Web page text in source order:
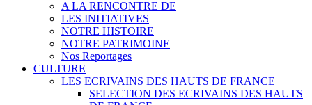
A LA RENCONTRE DE
LES INITIATIVES
NOTRE HISTOIRE
NOTRE PATRIMOINE
Nos Reportages
CULTURE
LES ECRIVAINS DES HAUTS DE FRANCE
SELECTION DES ECRIVAINS DES HAUTS